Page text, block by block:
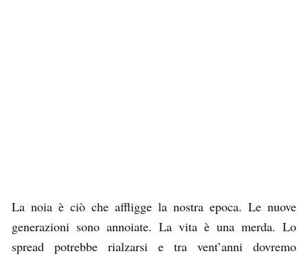
La noia è ciò che affligge la nostra epoca. Le nuove
generazioni sono annoiate. La vita è una merda. Lo
spread potrebbe rialzarsi e tra vent’anni dovremo